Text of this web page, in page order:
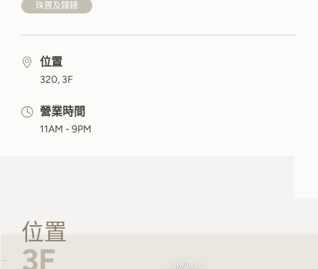
珠寶及鐘錶
位置
320, 3F
營業時間
11AM - 9PM
位置
3F